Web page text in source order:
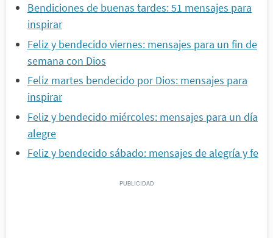
Bendiciones de buenas tardes: 51 mensajes para
inspirar
Feliz y bendecido viernes: mensajes para un fin de
semana con Dios
Feliz martes bendecido por Dios: mensajes para
inspirar
Feliz y bendecido miércoles: mensajes para un día
alegre
Feliz y bendecido sábado: mensajes de alegría y fe